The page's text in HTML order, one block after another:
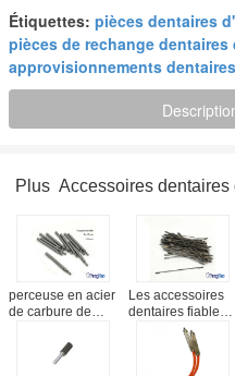
Étiquettes: pièces dentaires
pièces de rechange
approvisionnements
Plus Accessoires
perceuse en acier
de carbure de
2.35mm pour
l'unité dentaire de
Les accessoires
dentaires fiables
d'équipement de
laboratoire/plâtre
scie la lame